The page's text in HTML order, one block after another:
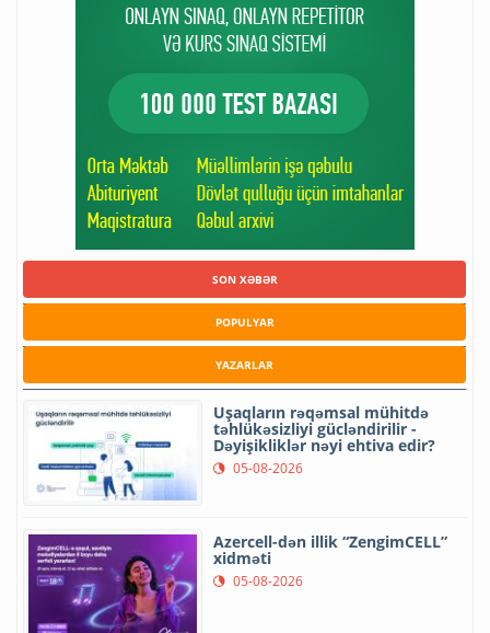
SON XƏBƏR
POPULYAR
YAZARLAR
Uşaqların rəqəmsal mühitdə
təhlükəsizliyi gücləndirilir -
Dəyişikliklər nəyi ehtiva edir?
05-08-2026
Azercell-dən illik “ZengimCELL”
xidməti
05-08-2026